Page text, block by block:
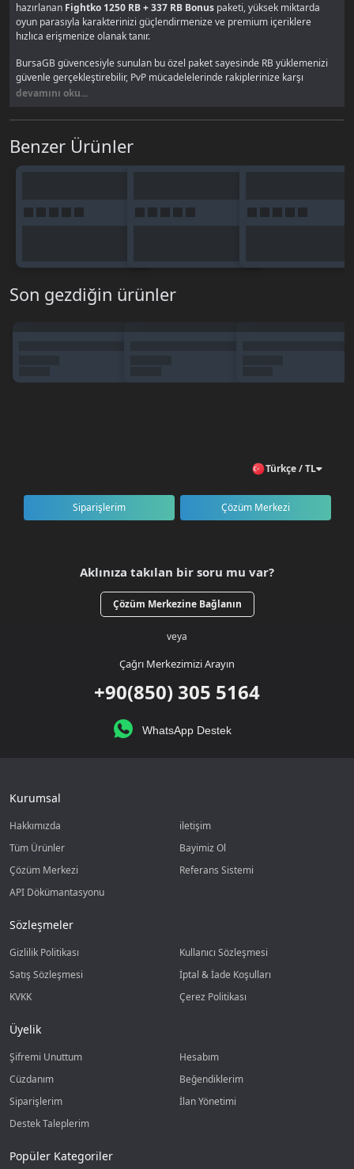
hazırlanan Fightko 1250 RB + 337 RB Bonus paketi, yüksek miktarda
oyun parasıyla karakterinizi güçlendirmenize ve premium içeriklere
hızlıca erişmenize olanak tanır.
BursaGB güvencesiyle sunulan bu özel paket sayesinde RB yüklemenizi
güvenle gerçekleştirebilir, PvP mücadelelerinde rakiplerinize karşı
üstünlük sağlayabilirsiniz.
RB ile Neler Yapabilirsiniz?
Oyun içi market alışverişleri
Alınmalı?
🔐 Güvenli ödeme altyapısı
devamını oku...
Benzer Ürünler
Son gezdiğin ürünler
Türkçe / TL
Siparişlerim Çözüm Merkezi
Aklınıza takılan bir soru mu var?
Çözüm Merkezine Bağlanın
veya
Çağrı Merkezimizi Arayın
+90(850) 305 5164
WhatsApp Destek
Kurumsal
Hakkımızda
iletişim
Tüm Ürünler
Bayimiz Ol
Çözüm Merkezi
Referans Sistemi
API Dökümantasyonu
Sözleşmeler
Gizlilik Politikası
Kullanıcı Sözleşmesi
Satış Sözleşmesi
İptal & İade Koşulları
KVKK
Çerez Politikası
Üyelik
Şifremi Unuttum
Hesabım
Cüzdanım
Beğendiklerim
Siparişlerim
İlan Yönetimi
Destek Taleplerim
Popüler Kategoriler